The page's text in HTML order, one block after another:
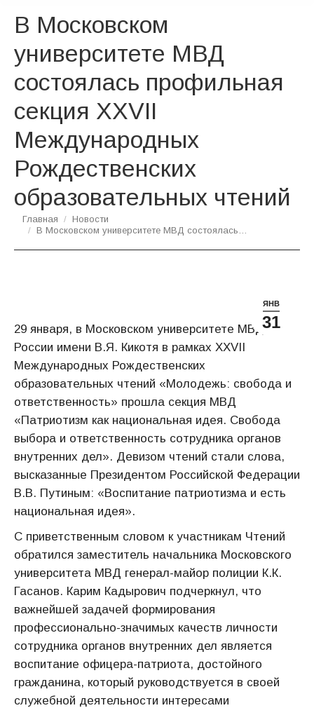
В Московском
университете МВД
состоялась профильная
секция XXVII
Международных
Рождественских
образовательных чтений
Вы здесь:
Главная
Новости
В Московском университете МВД состоялась…
ЯНВ
31
29 января, в Московском университете МВД
России имени В.Я. Кикотя в рамках XXVII
Международных Рождественских
образовательных чтений «Молодежь: свобода и
ответственность» прошла секция МВД
«Патриотизм как национальная идея. Свобода
выбора и ответственность сотрудника органов
внутренних дел». Девизом чтений стали слова,
высказанные Президентом Российской Федерации
В.В. Путиным: «Воспитание патриотизма и есть
национальная идея».
С приветственным словом к участникам Чтений
обратился заместитель начальника Московского
университета МВД генерал-майор полиции К.К.
Гасанов. Карим Кадырович подчеркнул, что
важнейшей задачей формирования
профессионально-значимых качеств личности
сотрудника органов внутренних дел является
воспитание офицера-патриота, достойного
гражданина, который руководствуется в своей
служебной деятельности интересами